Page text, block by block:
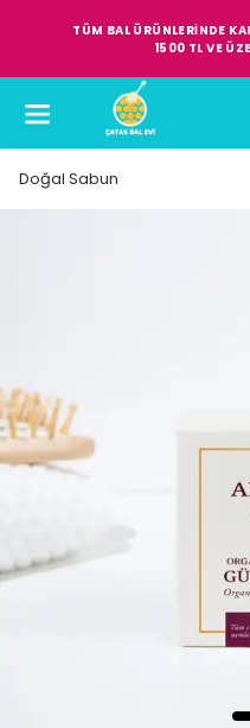
TÜM BAL ÜRÜNLERİNDE
1500 TL VE
Doğal Sabun